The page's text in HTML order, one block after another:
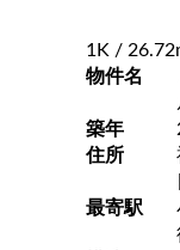
1K /
物件名
築年
住所
最寄駅